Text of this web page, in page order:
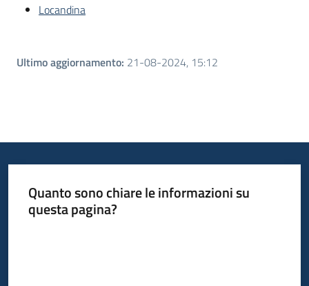
Locandina
Ultimo aggiornamento: 21-08-2024, 15:12
Quanto sono chiare le informazioni su
questa pagina?